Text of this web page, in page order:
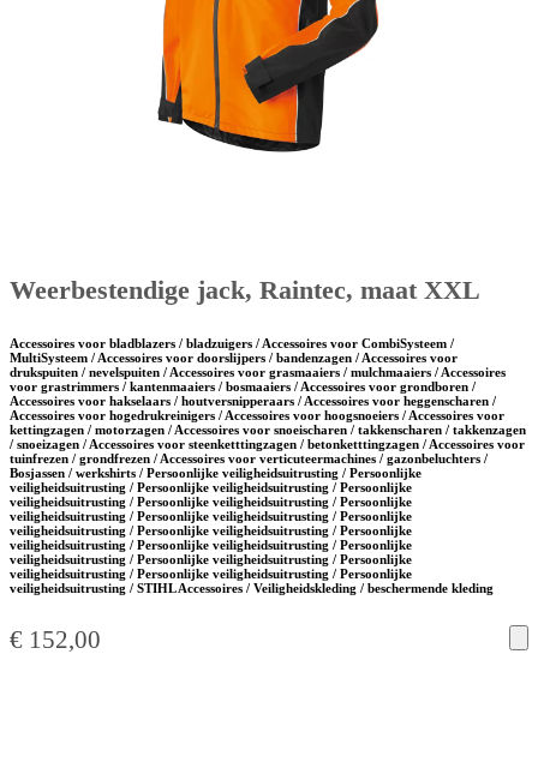
Weerbestendige jack, Raintec, maat XXL
Accessoires voor bladblazers / bladzuigers / Accessoires voor CombiSysteem /
MultiSysteem / Accessoires voor doorslijpers / bandenzagen / Accessoires voor
drukspuiten / nevelspuiten / Accessoires voor grasmaaiers / mulchmaaiers / Accessoires
voor grastrimmers / kantenmaaiers / bosmaaiers / Accessoires voor grondboren /
Accessoires voor hakselaars / houtversnipperaars / Accessoires voor heggenscharen /
Accessoires voor hogedrukreinigers / Accessoires voor hoogsnoeiers / Accessoires voor
kettingzagen / motorzagen / Accessoires voor snoeischaren / takkenscharen / takkenzagen
/ snoeizagen / Accessoires voor steenketttingzagen / betonketttingzagen / Accessoires voor
tuinfrezen / grondfrezen / Accessoires voor verticuteermachines / gazonbeluchters /
Bosjassen / werkshirts / Persoonlijke veiligheidsuitrusting / Persoonlijke
veiligheidsuitrusting / Persoonlijke veiligheidsuitrusting / Persoonlijke
veiligheidsuitrusting / Persoonlijke veiligheidsuitrusting / Persoonlijke
veiligheidsuitrusting / Persoonlijke veiligheidsuitrusting / Persoonlijke
veiligheidsuitrusting / Persoonlijke veiligheidsuitrusting / Persoonlijke
veiligheidsuitrusting / Persoonlijke veiligheidsuitrusting / Persoonlijke
veiligheidsuitrusting / Persoonlijke veiligheidsuitrusting / Persoonlijke
veiligheidsuitrusting / Persoonlijke veiligheidsuitrusting / Persoonlijke
veiligheidsuitrusting / STIHL Accessoires / Veiligheidskleding / beschermende kleding
€ 152,00